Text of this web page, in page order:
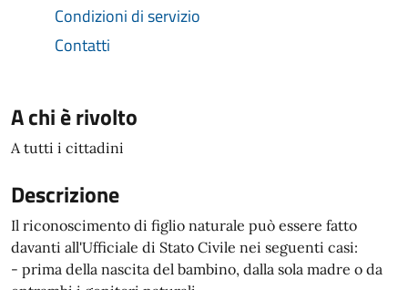
Condizioni di servizio
Contatti
A chi è rivolto
A tutti i cittadini
Descrizione
Il riconoscimento di figlio naturale può essere fatto
davanti all'Ufficiale di Stato Civile nei seguenti casi:
- prima della nascita del bambino, dalla sola madre o da